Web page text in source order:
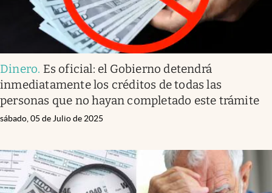
Dinero. Es oficial: el Gobierno detendrá
inmediatamente los créditos de todas las
personas que no hayan completado este trámite
sábado, 05 de Julio de 2025